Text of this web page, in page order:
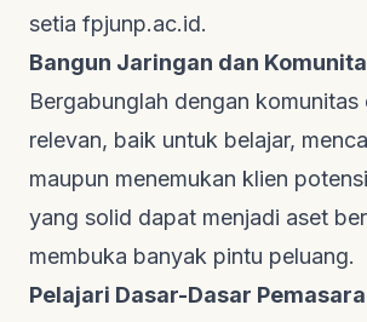
setia fpjunp.ac.id.
Bangun Jaringan dan
Bergabunglah dengan komunitas
relevan, baik untuk belajar,
maupun menemukan klien
yang solid dapat menjadi aset
membuka banyak pintu peluang.
Pelajari Dasar-Dasar